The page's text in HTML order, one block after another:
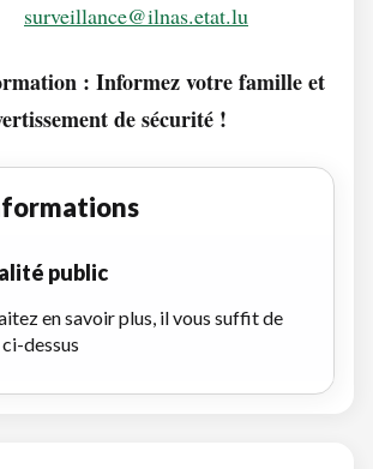
surveillance@ilnas.etat.lu
: Informez votre famille et
de sécurité !
public
en savoir plus, il vous suffit de
dessus